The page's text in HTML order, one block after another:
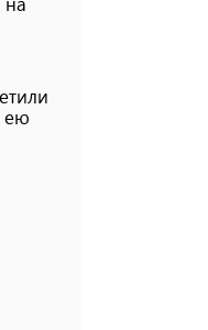
ею